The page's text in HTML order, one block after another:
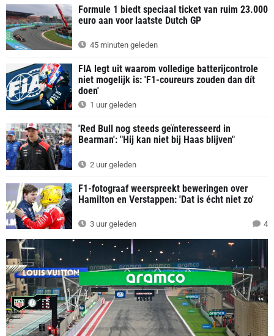
Formule 1 biedt speciaal ticket van ruim 23.000
euro aan voor laatste Dutch GP
45 minuten geleden
FIA legt uit waarom volledige batterijcontrole
niet mogelijk is: 'F1-coureurs zouden dan dít
doen'
1 uur geleden
'Red Bull nog steeds geïnteresseerd in
Bearman': "Hij kan niet bij Haas blijven"
2 uur geleden
F1-fotograaf weerspreekt beweringen over
Hamilton en Verstappen: 'Dat is écht niet zo'
3 uur geleden 4